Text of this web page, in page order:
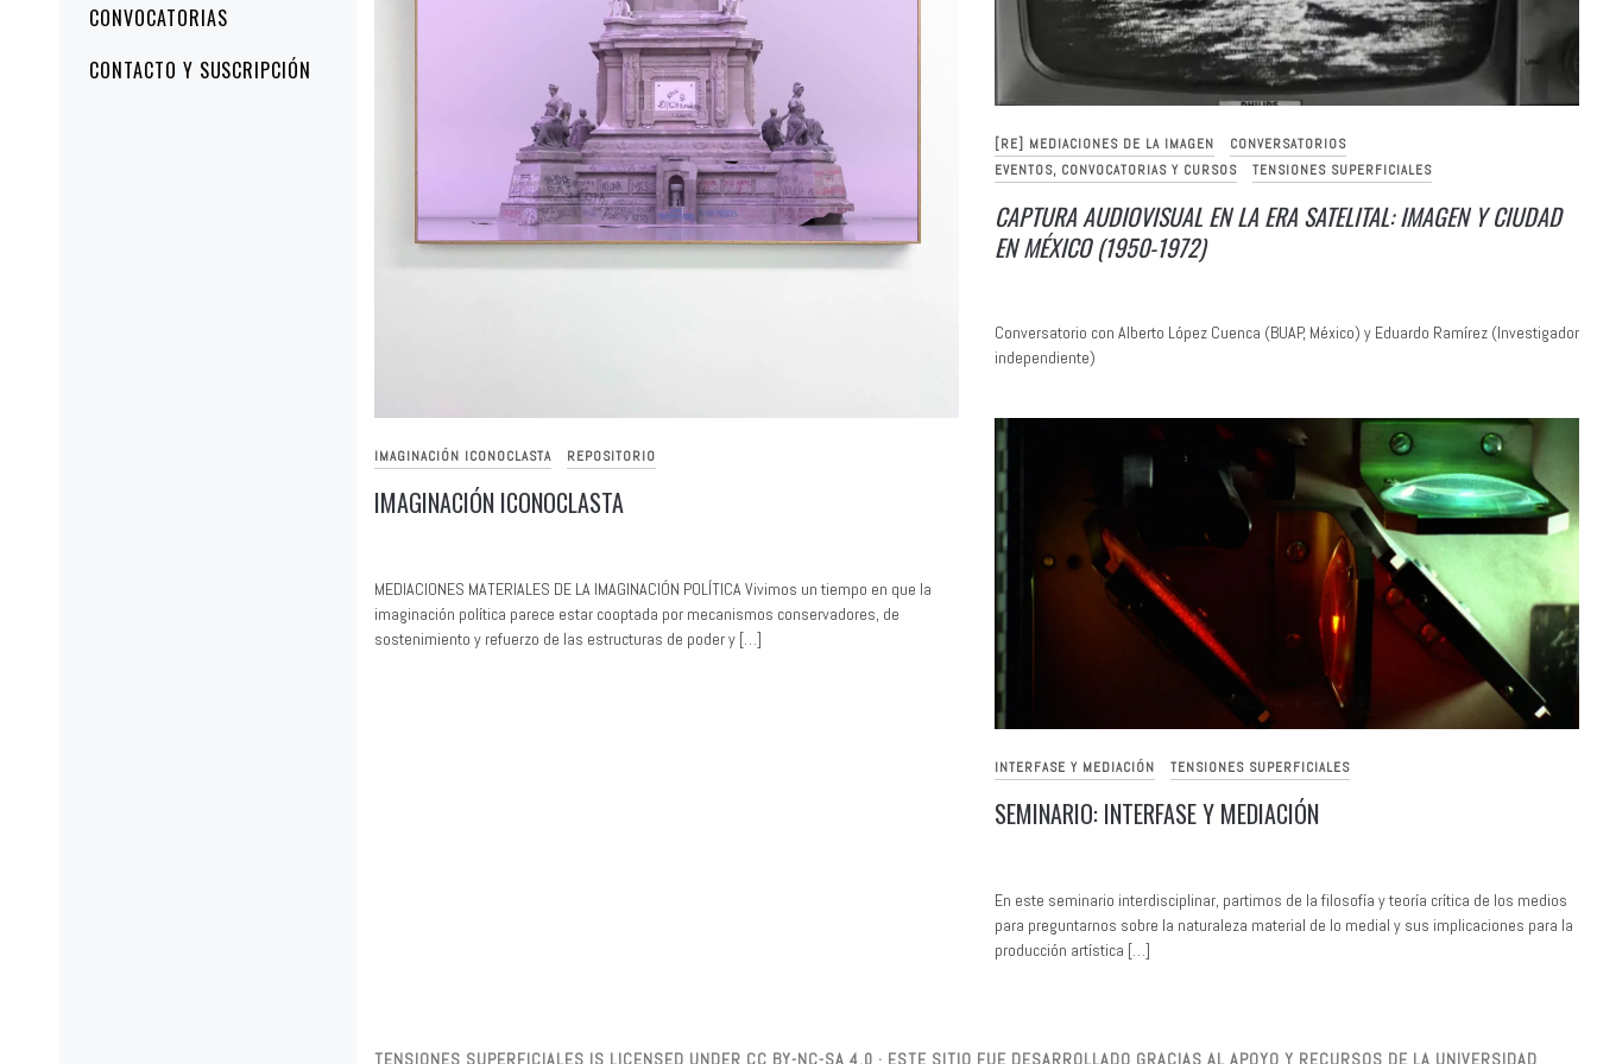
CONVOCATORIAS
CONTACTO Y SUSCRIPCIÓN
IMAGINACIÓN ICONOCLASTA REPOSITORIO
IMAGINACIÓN ICONOCLASTA
MEDIACIONES MATERIALES DE LA IMAGINACIÓN POLÍTICA Vivimos un tiempo en que la
imaginación política parece estar cooptada por mecanismos conservadores, de
sostenimiento y refuerzo de las estructuras de poder y […]
[RE] MEDIACIONES DE LA IMAGEN
CONVERSATORIOS
EVENTOS, CONVOCATORIAS Y CURSOS
TENSIONES SUPERFICIALES
CAPTURA AUDIOVISUAL EN LA ERA SATELITAL: IMAGEN Y CIUDAD
EN MÉXICO (1950-1972)
Conversatorio con Alberto López Cuenca (BUAP, México) y Eduardo Ramírez (Investigador
independiente)
INTERFASE Y MEDIACIÓN TENSIONES SUPERFICIALES
SEMINARIO: INTERFASE Y MEDIACIÓN
En este seminario interdisciplinar, partimos de la filosofía y teoría crítica de los medios
para preguntarnos sobre la naturaleza material de lo medial y sus implicaciones para la
producción artística […]
TENSIONES SUPERFICIALES IS LICENSED UNDER CC BY-NC-SA 4.0 · ESTE SITIO FUE DESARROLLADO GRACIAS AL APOYO Y RECURSOS DE LA UNIVERSIDAD